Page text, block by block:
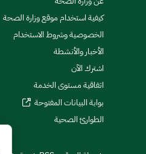
كيفية استخدام موقع وزارة الصحة
الخصوصية وشروط الاستخدام
الأخبار والأنشطة
اشترك الآن
اتفاقية مستوى الخدمة
بوابة البيانات المفتوحة
الطوارئ الصحية